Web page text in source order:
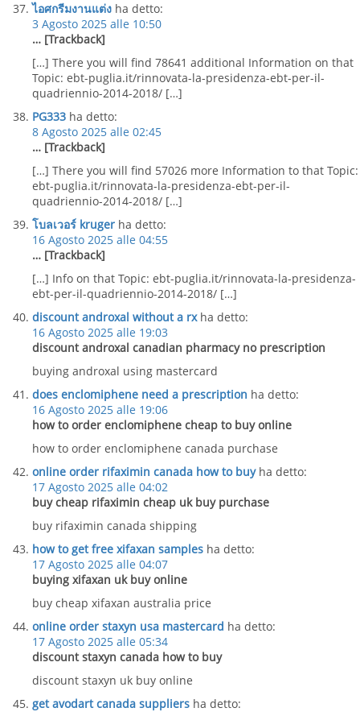
ไอศกรีมงานแต่ง ha detto:
3 Agosto 2025 alle 10:50
… [Trackback]
[…] There you will find 78641 additional Information on that
Topic: ebt-puglia.it/rinnovata-la-presidenza-ebt-per-il-
quadriennio-2014-2018/ […]
PG333 ha detto:
8 Agosto 2025 alle 02:45
… [Trackback]
[…] There you will find 57026 more Information to that Topic:
ebt-puglia.it/rinnovata-la-presidenza-ebt-per-il-
quadriennio-2014-2018/ […]
โบลเวอร์ kruger ha detto:
16 Agosto 2025 alle 04:55
… [Trackback]
[…] Info on that Topic: ebt-puglia.it/rinnovata-la-presidenza-
ebt-per-il-quadriennio-2014-2018/ […]
discount androxal without a rx ha detto:
16 Agosto 2025 alle 19:03
discount androxal canadian pharmacy no prescription
buying androxal using mastercard
does enclomiphene need a prescription ha detto:
16 Agosto 2025 alle 19:06
how to order enclomiphene cheap to buy online
how to order enclomiphene canada purchase
online order rifaximin canada how to buy ha detto:
17 Agosto 2025 alle 04:02
buy cheap rifaximin cheap uk buy purchase
buy rifaximin canada shipping
how to get free xifaxan samples ha detto:
17 Agosto 2025 alle 04:07
buying xifaxan uk buy online
buy cheap xifaxan australia price
online order staxyn usa mastercard ha detto:
17 Agosto 2025 alle 05:34
discount staxyn canada how to buy
discount staxyn uk buy online
get avodart canada suppliers ha detto: